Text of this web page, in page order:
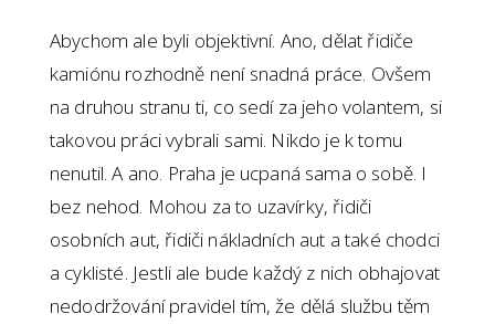
Abychom ale byli objektivní. Ano, dělat řidiče
kamiónu rozhodně není snadná práce. Ovšem
na druhou stranu ti, co sedí za jeho volantem, si
takovou práci vybrali sami. Nikdo je k tomu
nenutil. A ano. Praha je ucpaná sama o sobě. I
bez nehod. Mohou za to uzavírky, řidiči
osobních aut, řidiči nákladních aut a také chodci
a cyklisté. Jestli ale bude každý z nich obhajovat
nedodržování pravidel tím, že dělá službu těm